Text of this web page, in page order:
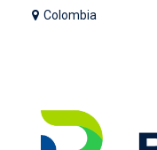
Colombia